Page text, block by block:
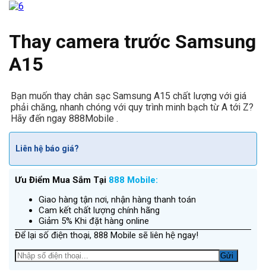
Thay camera trước Samsung
A15
Bạn muốn thay chân sạc Samsung A15 chất lượng với giá
phải chăng, nhanh chóng với quy trình minh bạch từ A tới Z?
Hãy đến ngay 888Mobile .
Liên hệ báo giá?
Ưu Điểm Mua Sắm Tại 888 Mobile:
Giao hàng tận nơi, nhận hàng thanh toán
Cam kết chất lượng chính hãng
Giảm 5% Khi đặt hàng online
Để lại số điện thoại, 888 Mobile sẽ liên hệ ngay!